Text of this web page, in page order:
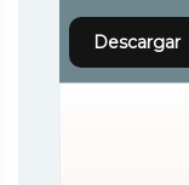
Descargar